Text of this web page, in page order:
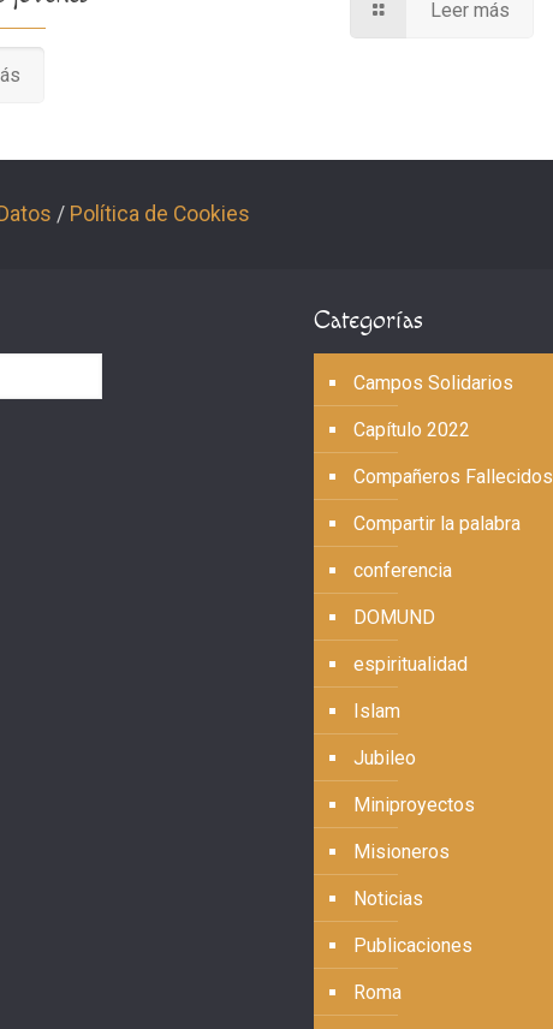
Leer más
/ Política de Cookies
Categorías
Campos Solidarios
Capítulo 2022
Compañeros Fallecidos
Compartir la palabra
conferencia
DOMUND
espiritualidad
Islam
Jubileo
Miniproyectos
Misioneros
Noticias
Publicaciones
Roma